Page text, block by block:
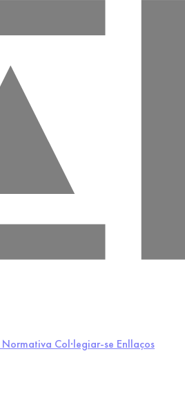
Normativa Col·legiar-se Enllaços